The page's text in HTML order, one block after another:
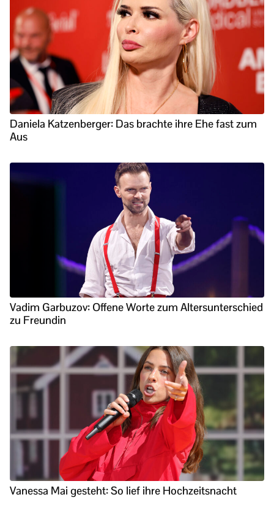
Daniela Katzenberger: Das brachte ihre Ehe fast zum
Aus
Vadim Garbuzov: Offene Worte zum Altersunterschied
zu Freundin
Vanessa Mai gesteht: So lief ihre Hochzeitsnacht